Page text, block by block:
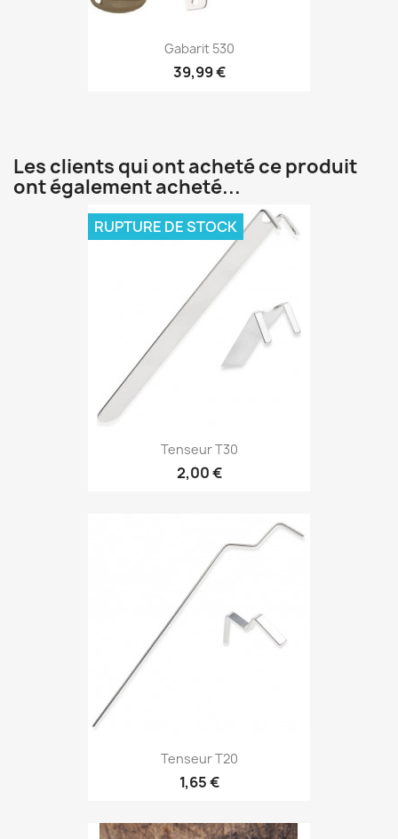
Gabarit 530
39,99 €
Les clients qui ont acheté ce produit
ont également acheté...
Tenseur T30
2,00 €
RUPTURE DE STOCK
Tenseur T20
1,65 €